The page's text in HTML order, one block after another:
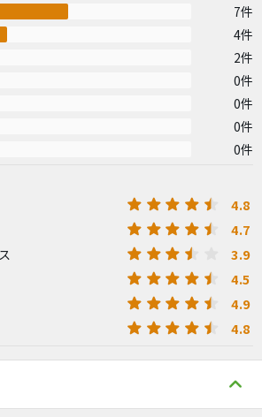
7件
4件
2件
0件
0件
0件
0件
4.8
4.7
3.9
4.5
4.9
4.8